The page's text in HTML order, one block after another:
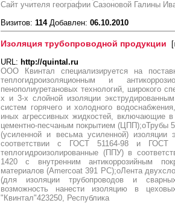
Сайт учителя географии Сазоновой Галины
Визитов: 114Добавлен: 06.10.2010
Изоляция трубопроводной продукции [
URL: http://quintal.ru
ООО Квинтал специализируется на
теплогидроизоляционным и
пенополиуретановых технологий, широкого
х и 3-х слойной изоляции
систем горячего и холодного
иных агрессивных жидкостей, включающие
цементно-песчаным покрытием (ЦПП);oТрубы
(усиленной и весьма усиленной) изоляции
соответствии с ГОСТ 51164-98 и ГОСТ
теплогидроизолированные (ППУ) в
1420 с внутренним антикоррозийным
материалов (Amercoat 391 PC);oЛента
(для изоляции трубопроводов и
возможность нанести изоляцию в
"Квинтал"423250, Республика